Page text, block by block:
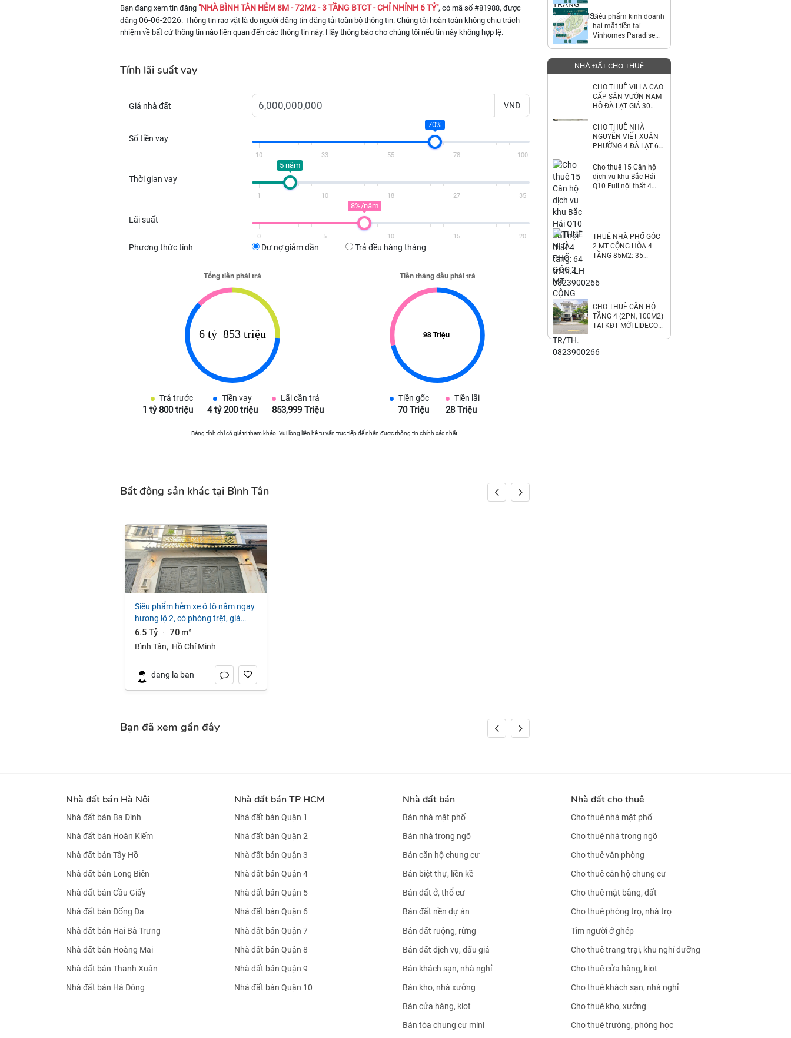
Bạn đang xem tin đăng "NHÀ BÌNH TÂN HẺM 8M - 72M2 - 3 TẦNG BTCT - CHỈ NHỈNH 6 TỶ", có mã số #81988, được
đăng 06-06-2026. Thông tin rao vặt là do người đăng tin đăng tải toàn bộ thông tin. Chúng tôi hoàn toàn không chịu trách
nhiệm về bất cứ thông tin nào liên quan đến các thông tin này. Hãy thông báo cho chúng tôi nếu tin này không hợp lệ.
Tính lãi suất vay
Giá nhà đất VNĐ
Số tiền vay
70%
10 33 55 78 100
Thời gian vay
5 năm
1 10 18 27 35
Lãi suất
8%/năm
0 5 10 15 20
Phương thức tính Dư nợ giảm dần Trả đều hàng tháng
Trả trước
1 tỷ 800 triệu
Tiền vay
4 tỷ 200 triệu
Lãi cần trả
853,999 Triệu
Tiền gốc
70 Triệu
Tiền lãi
28 Triệu
Bảng tính chỉ có giá trị tham khảo. Vui lòng liên hệ tư vấn trực tiếp để nhận được thông tin chính xác nhất.
Bất động sản khác tại Bình Tân
siêu phẩm hẻm xe ô tô nằm ngay
hương lộ 2, có phòng trệt, giá
nhỉnh 6,x tỷ. lh:0922146536
6.5 Tỷ · 70 m²
Bình Tân, Hồ Chí Minh
dang la ban
Bạn đã xem gần đây
NGHỈ DƯỠNG & ĐẦU
TƯ TẠI PHÂN KHU
Siêu phẩm kinh doanh
hai mặt tiền tại
Vinhomes Paradise
NHÀ ĐẤT CHO THUÊ
CHO THUÊ VILLA CAO
CẤP SÂN VƯỜN NAM
HỒ ĐÀ LẠT GIÁ 30
CHO THUÊ NHÀ
NGUYỄN VIẾT XUÂN
PHƯỜNG 4 ĐÀ LẠT 6
Cho thuê 15 Căn hộ
dịch vụ khu Bắc Hải
Q10 Full nội thất 4
THUÊ NHÀ PHỐ GÓC
2 MT CỘNG HÒA 4
TẦNG 85M2: 35
CHO THUÊ CĂN HỘ
TẦNG 4 (2PN, 100M2)
TẠI KĐT MỚI LIDECO
LH:0971928881
Nhà đất bán Hà Nội
Nhà đất bán Ba Đình
Nhà đất bán Hoàn Kiếm
Nhà đất bán Tây Hồ
Nhà đất bán Long Biên
Nhà đất bán Cầu Giấy
Nhà đất bán Đống Đa
Nhà đất bán Hai Bà Trưng
Nhà đất bán Hoàng Mai
Nhà đất bán Thanh Xuân
Nhà đất bán Hà Đông
Nhà đất bán TP HCM
Nhà đất bán Quận 1
Nhà đất bán Quận 2
Nhà đất bán Quận 3
Nhà đất bán Quận 4
Nhà đất bán Quận 5
Nhà đất bán Quận 6
Nhà đất bán Quận 7
Nhà đất bán Quận 8
Nhà đất bán Quận 9
Nhà đất bán Quận 10
Nhà đất bán
Bán nhà mặt phố
Bán nhà trong ngõ
Bán căn hộ chung cư
Bán biệt thự, liền kề
Bán đất ở, thổ cư
Bán đất nền dự án
Bán đất ruộng, rừng
Bán đất dịch vụ, đấu giá
Bán khách sạn, nhà nghỉ
Bán kho, nhà xưởng
Bán cửa hàng, kiot
Bán tòa chung cư mini
Nhà đất cho thuê
Cho thuê nhà mặt phố
Cho thuê nhà trong ngõ
Cho thuê văn phòng
Cho thuê căn hộ chung cư
Cho thuê mặt bằng, đất
Cho thuê phòng trọ, nhà trọ
Tìm người ở ghép
Cho thuê trang trại, khu nghỉ dưỡng
Cho thuê cửa hàng, kiot
Cho thuê khách sạn, nhà nghỉ
Cho thuê kho, xưởng
Cho thuê trường, phòng học